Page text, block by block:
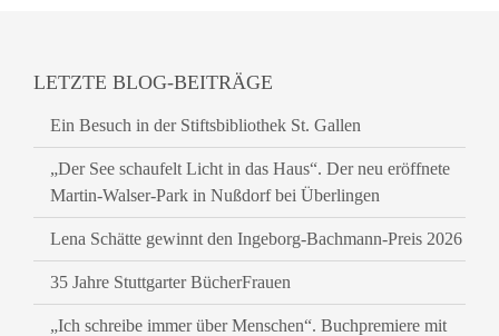
LETZTE BLOG-BEITRÄGE
Ein Besuch in der Stiftsbibliothek St. Gallen
„Der See schaufelt Licht in das Haus“. Der neu eröffnete
Martin-Walser-Park in Nußdorf bei Überlingen
Lena Schätte gewinnt den Ingeborg-Bachmann-Preis 2026
35 Jahre Stuttgarter BücherFrauen
„Ich schreibe immer über Menschen“. Buchpremiere mit